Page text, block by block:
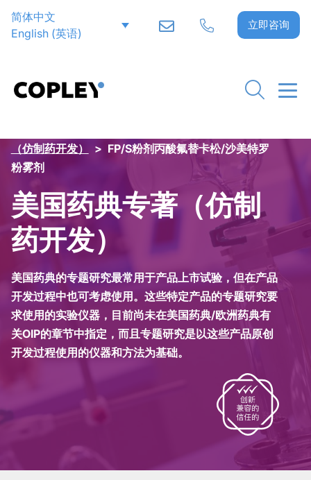
简体中文
English(英语)
立即咨询
（仿制药开发）
> FP/S粉剂丙酸氟替卡松/沙美特罗
粉雾剂
美国药典专著（仿制
药开发）
美国药典的专题研究最常用于产品上市试验，但在产品
开发过程中也可考虑使用。这些特定产品的专题研究要
求使用的实验仪器，目前尚未在美国药典/欧洲药典有
关OIP的章节中指定，而且专题研究是以这些产品原创
开发过程使用的仪器和方法为基础。